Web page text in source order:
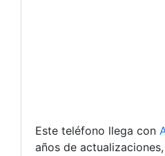
Este teléfono llega con
años de